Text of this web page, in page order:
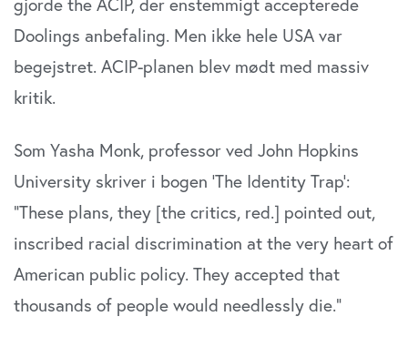
Doolings anbefaling. Men ikke hele USA var
begejstret. ACIP-planen blev mødt med massiv
kritik.
Som Yasha Monk, professor ved John Hopkins
University skriver i bogen ’The Identity Trap’:
”These plans, they [the critics, red.] pointed out,
inscribed racial discrimination at the very heart of
American public policy. They accepted that
thousands of people would needlessly die.”